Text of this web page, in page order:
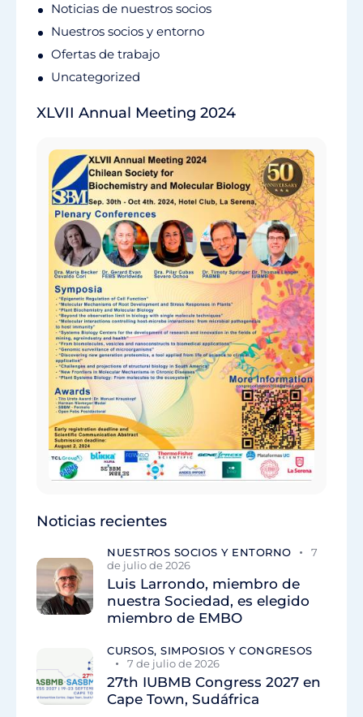
Noticias de nuestros socios
Nuestros socios y entorno
Ofertas de trabajo
Uncategorized
XLVII Annual Meeting 2024
Noticias recientes
NUESTROS SOCIOS Y ENTORNO
7
de julio de 2026
Luis Larrondo, miembro de
nuestra Sociedad, es elegido
miembro de EMBO
CURSOS, SIMPOSIOS Y CONGRESOS
7 de julio de 2026
27th IUBMB Congress 2027 en
Cape Town, Sudáfrica